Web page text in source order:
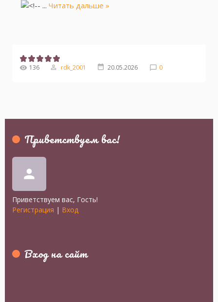
... Читать дальше »
136 rdk_2001 20.05.2026 0
Приветствуем вас!
person
Приветствуем вас, Гость!
Регистрация | Вход
Вход на сайт